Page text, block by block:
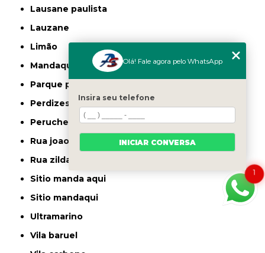
lausane paulista
lauzane
limão
mandaqui
parque peruche
perdizes
peruche
rua joao ruthe
rua zilda
sitio manda aqui
sitio mandaqui
ultramarino
vila baruel
1
Olá! Fale agora pelo WhatsApp
Insira seu telefone
INICIAR CONVERSA